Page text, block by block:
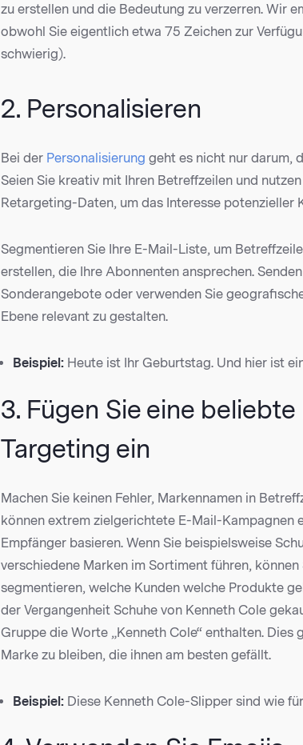
zu erstellen und die Bedeutung zu verzerren. Wir
obwohl Sie eigentlich etwa 75 Zeichen zur
schwierig).
2. Personalisieren
Bei der Personalisierung geht es nicht nur darum,
Seien Sie kreativ mit Ihren Betreffzeilen und
Retargeting-Daten, um das Interesse potenzieller
Segmentieren Sie Ihre E-Mail-Liste, um
erstellen, die Ihre Abonnenten ansprechen.
Sonderangebote oder verwenden Sie
Ebene relevant zu gestalten.
Beispiel: Heute ist Ihr Geburtstag. Und hier ist
3. Fügen Sie eine
Targeting ein
Machen Sie keinen Fehler, Markennamen in
können extrem zielgerichtete E-Mail-Kampagnen
Empfänger basieren. Wenn Sie beispielsweise
verschiedene Marken im Sortiment führen, können
segmentieren, welche Kunden welche Produkte
der Vergangenheit Schuhe von Kenneth Cole
Gruppe die Worte „Kenneth Cole“ enthalten.
Marke zu bleiben, die ihnen am besten gefällt.
Beispiel: Diese Kenneth Cole-Slipper sind wie